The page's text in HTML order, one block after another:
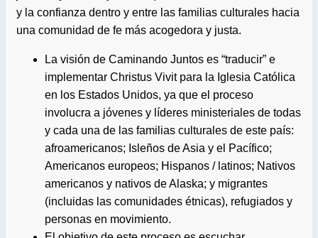
y la confianza dentro y entre las familias culturales hacia
una comunidad de fe más acogedora y justa.
La visión de Caminando Juntos es “traducir” e
implementar Christus Vivit para la Iglesia Católica
en los Estados Unidos, ya que el proceso
involucra a jóvenes y líderes ministeriales de todas
y cada una de las familias culturales de este país:
afroamericanos; Isleños de Asia y el Pacífico;
Americanos europeos; Hispanos / latinos; Nativos
americanos y nativos de Alaska; y migrantes
(incluidas las comunidades étnicas), refugiados y
personas en movimiento.